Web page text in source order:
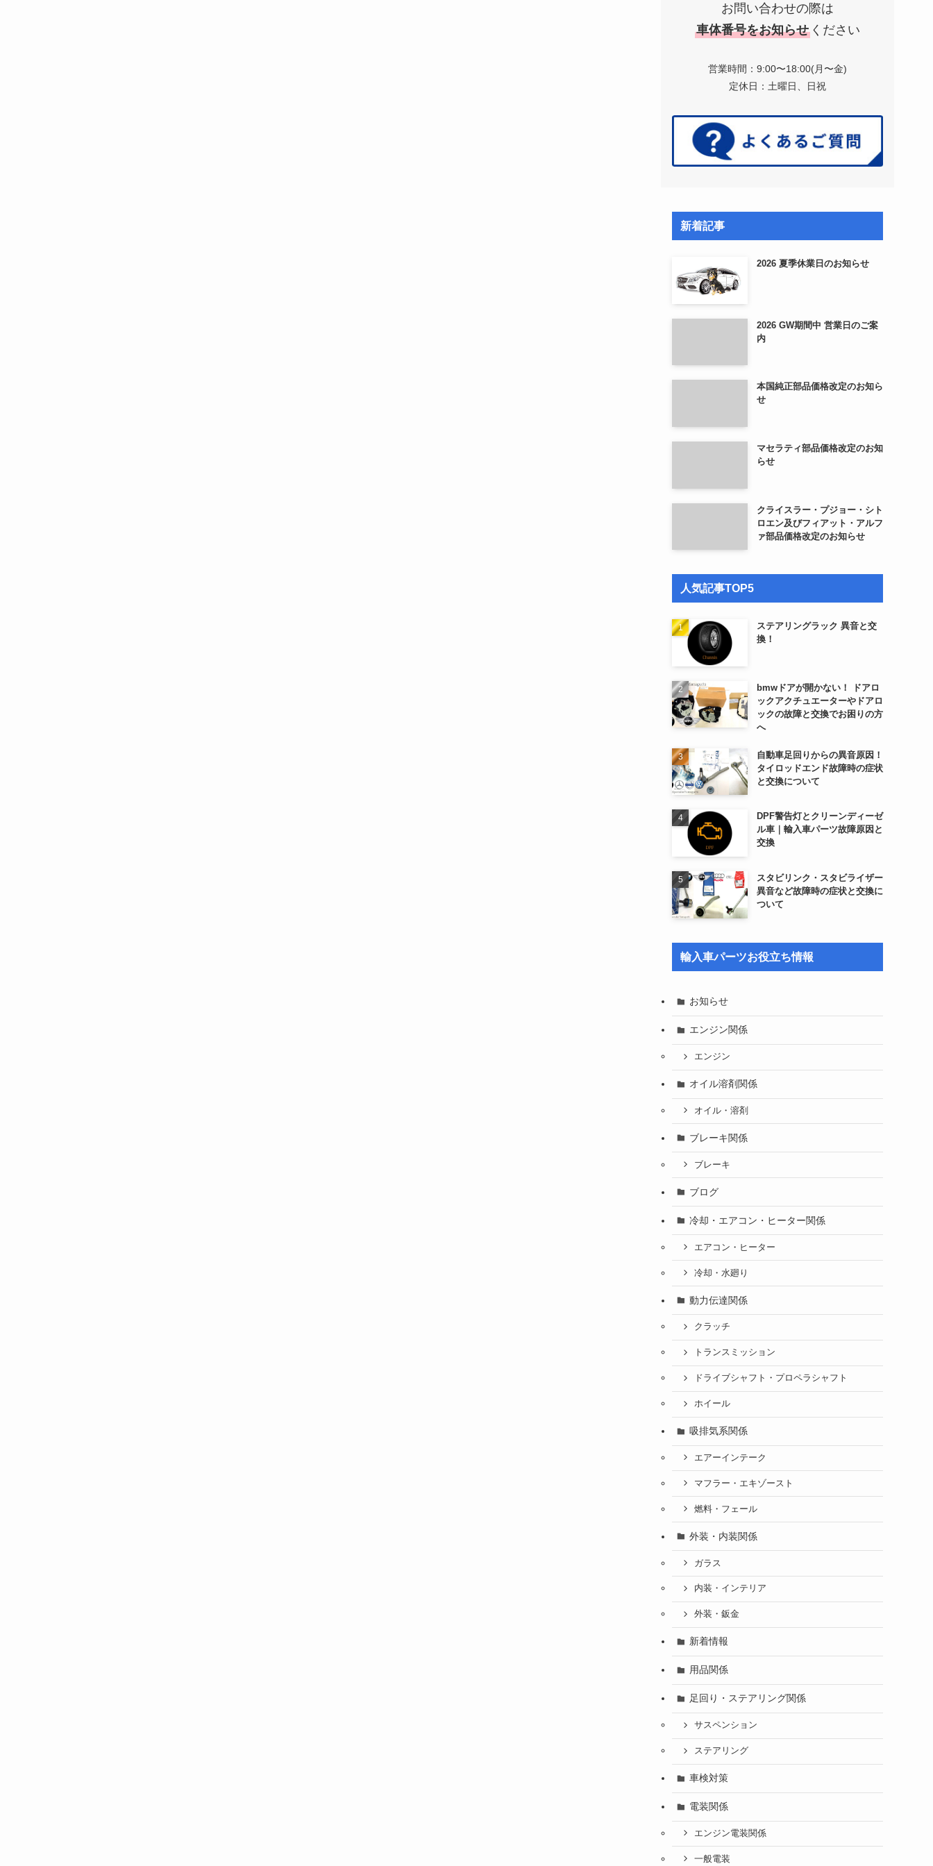
お問い合わせの際は
車体番号をお知らせ ください
営業時間：9:00〜18:00(月〜金)
定休日：土曜日、日祝
新着記事
2026 夏季休業日のお知らせ
2026 GW期間中 営業日のご案
内
本国純正部品価格改定のお知ら
せ
マセラティ部品価格改定のお知
らせ
クライスラー・プジョー・シト
ロエン及びフィアット・アルフ
ァ部品価格改定のお知らせ
人気記事TOP5
ステアリングラック 異音と交
換！
bmwドアが開かない！ ドアロ
ックアクチュエーターやドアロ
ックの故障と交換でお困りの方
へ
自動車足回りからの異音原因！
タイロッドエンド故障時の症状
と交換について
DPF警告灯とクリーンディーゼ
ル車｜輸入車パーツ故障原因と
交換
スタビリンク・スタビライザー
異音など故障時の症状と交換に
ついて
輸入車パーツお役立ち情報
お知らせ
エンジン関係
エンジン
オイル溶剤関係
オイル・溶剤
ブレーキ関係
ブレーキ
ブログ
冷却・エアコン・ヒーター関係
エアコン・ヒーター
冷却・水廻り
動力伝達関係
クラッチ
トランスミッション
ドライブシャフト・プロペラシャフト
ホイール
吸排気系関係
エアーインテーク
マフラー・エキゾースト
燃料・フェール
外装・内装関係
ガラス
内装・インテリア
外装・鈑金
新着情報
用品関係
足回り・ステアリング関係
サスペンション
ステアリング
車検対策
電装関係
エンジン電装関係
一般電装